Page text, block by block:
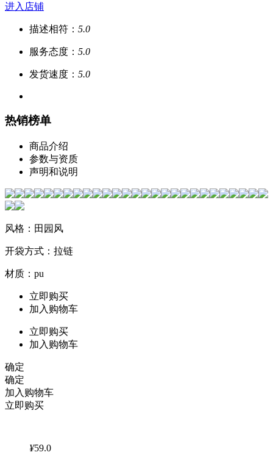
进入店铺
描述相符： 5.0
服务态度： 5.0
发货速度： 5.0
热销榜单
商品介绍
参数与资质
声明和说明
风格：田园风
开袋方式：拉链
材质：pu
立即购买
加入购物车
立即购买
加入购物车
确定
确定
加入购物车
立即购买
¥59.0